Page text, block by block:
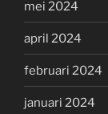
mei 2024
april 2024
februari 2024
januari 2024